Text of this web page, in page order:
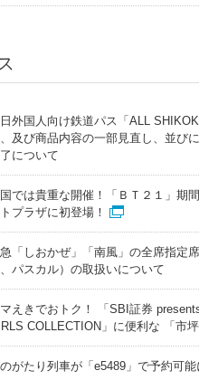
外国人向け鉄道パス「ALL
及び商品内容の一部見直し、並び
について
では貴重な開催！「ＢＴ２１」期
プラザに初登場！
「しおかぜ」「南風」の全席指定
パスカル）の取扱いについて
えきでおトク！ 「SBI証券
COLLECTION」に便利な 「市
がたり列車が「e5489」で予約可能